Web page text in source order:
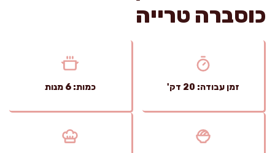
כוסברה טרייה
זמן עבודה: 20 דק' כמות: 6 מנות